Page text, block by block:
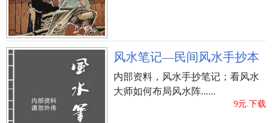
风水笔记—民间风水手抄本
内部资料，风水手抄笔记；看风水
大师如何布局风水阵......
9元.下载